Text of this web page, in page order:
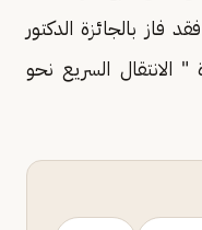
فاز بالجائزة الدكتور
الانتقال السريع نحو